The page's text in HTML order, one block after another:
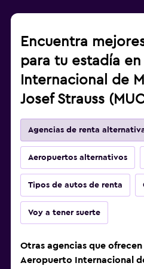
Encuentra
para tu estadía
Internacional de
Josef Strauss
Agencias de renta
Aeropuertos alternativos
Tipos de autos de renta
Voy a tener suerte
Otras agencias que
Aeropuerto Internacional